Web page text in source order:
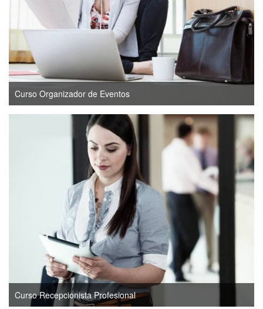
Curso Organizador de Eventos
Curso Recepcionista Profesional